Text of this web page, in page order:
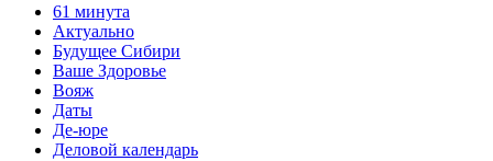
61 минута
Актуально
Будущее Сибири
Ваше Здоровье
Вояж
Даты
Де-юре
Деловой календарь